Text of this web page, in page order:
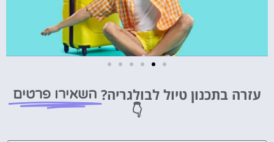
מציאת
לחצו
עזרה בתכנון טיול לבולגריה? השאירו פרטים
👇